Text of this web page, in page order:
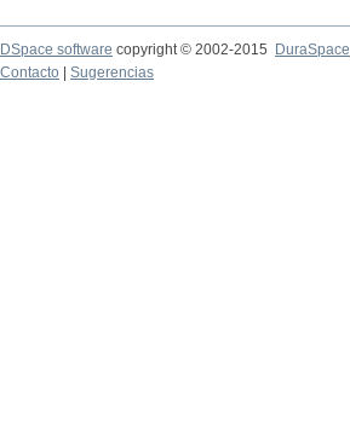
DSpace software copyright © 2002-2015
DuraSpace
Contacto
Sugerencias